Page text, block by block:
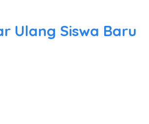
Ulang Siswa Baru